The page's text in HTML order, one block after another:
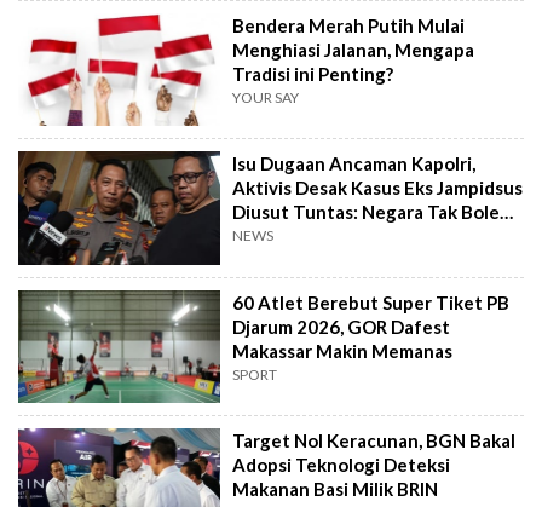
Bendera Merah Putih Mulai
Menghiasi Jalanan, Mengapa
Tradisi ini Penting?
YOUR SAY
Isu Dugaan Ancaman Kapolri,
Aktivis Desak Kasus Eks Jampidsus
Diusut Tuntas: Negara Tak Boleh
Kalah
NEWS
60 Atlet Berebut Super Tiket PB
Djarum 2026, GOR Dafest
Makassar Makin Memanas
SPORT
Target Nol Keracunan, BGN Bakal
Adopsi Teknologi Deteksi
Makanan Basi Milik BRIN